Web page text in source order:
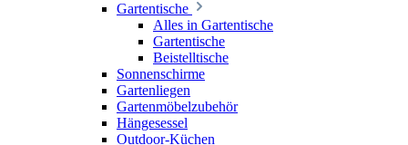
Gartentische
Alles in Gartentische
Gartentische
Beistelltische
Sonnenschirme
Gartenliegen
Gartenmöbelzubehör
Hängesessel
Outdoor-Küchen